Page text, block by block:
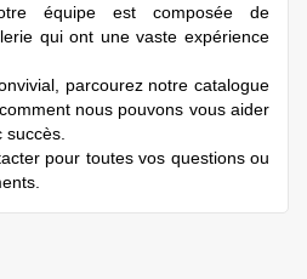
équipe est composée de
qui ont une vaste expérience
parcourez notre catalogue
nous pouvons vous aider
succès.
pour toutes vos questions ou